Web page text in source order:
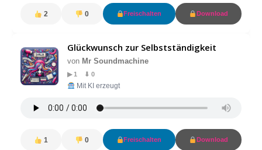
2 0 Freischalten Download
Glückwunsch zur Selbstständigkeit
von Mr Soundmachine
▶ 1 ⬇ 0
Mit KI erzeugt
1 0 Freischalten Download